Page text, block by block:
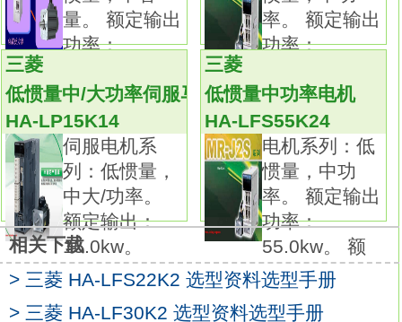
表现及稳定性。
所有电机尺寸与以前产品相同且配线均兼容。
伺服电机系列：低惯量，中大/功率。
额定输出：15.0kw。
额定转速：2000r/min。
电磁制动器：无。
轴端规格：标准（直轴）。
特点：低惯量有低中高速三种机型，适用于不
同的应用场合作为标准，30KW及以上伺服电
机可用法兰或支架安装。
IP等级：IP44。
应用示例：
量。 额定输出
功率：
率。 额定输出
功率：
三菱
低惯量中/大功率伺服马达
HA-LP15K14
伺服电机系
列：低惯量，
中大/功率。
额定输出：
15.0kw。
三菱
低惯量中功率电机
HA-LFS55K24
电机系列：低
惯量，中功
率。 额定输出
功率：
55.0kw。 额
相关下载
> 三菱 HA-LFS22K2 选型资料选型手册
> 三菱 HA-LF30K2 选型资料选型手册